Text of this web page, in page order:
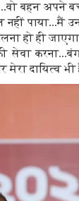
बहन अपने
नहीं
हो ही
सेवा
मेरा दायित्व